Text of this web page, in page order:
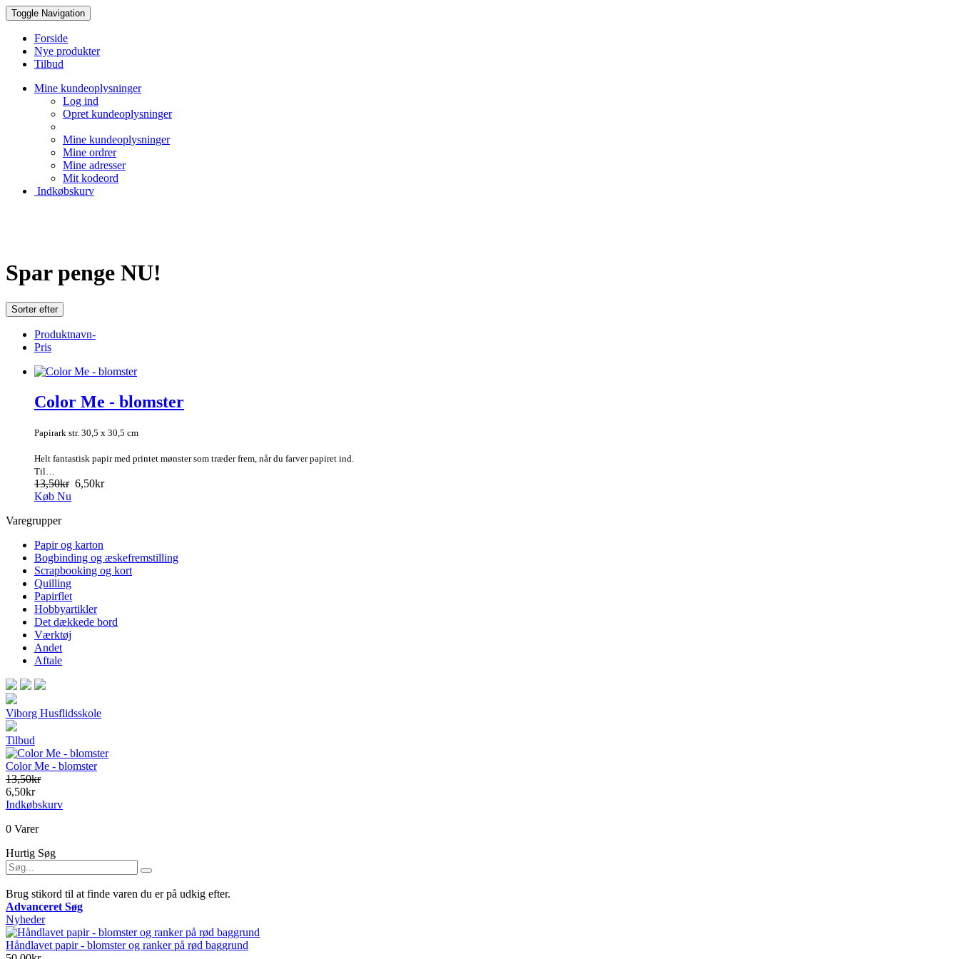
Toggle Navigation
Forside
Nye produkter
Tilbud
Mine kundeoplysninger
Log ind
Opret kundeoplysninger
Mine kundeoplysninger
Mine ordrer
Mine adresser
Mit kodeord
Indkøbskurv
Spar penge NU!
Sorter efter
Produktnavn-
Pris
Color Me - blomster
Papirark str. 30,5 x 30,5 cm
Helt fantastisk papir med printet mønster som træder frem, når du farver papiret ind.
Til…
13,50kr 6,50kr
Køb Nu
Varegrupper
Papir og karton
Bogbinding og æskefremstilling
Scrapbooking og kort
Quilling
Papirflet
Hobbyartikler
Det dækkede bord
Værktøj
Andet
Aftale
Viborg Husflidsskole
Tilbud
Color Me - blomster
13,50kr
6,50kr
Indkøbskurv
0 Varer
Hurtig Søg
Brug stikord til at finde varen du er på udkig efter.
Advanceret Søg
Nyheder
Håndlavet papir - blomster og ranker på rød baggrund